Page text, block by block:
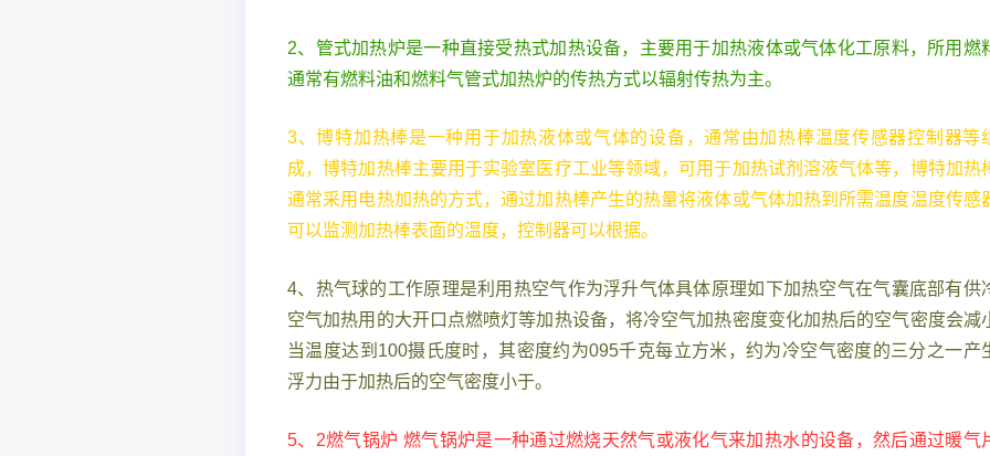
2、管式加热炉是一种直接受热式加热设备，主要用于加热液体或气体化工原料，所用燃
通常有燃料油和燃料气管式加热炉的传热方式以辐射传热为主。
3、博特加热棒是一种用于加热液体或气体的设备，通常由加热棒温度传感器控制器等
成，博特加热棒主要用于实验室医疗工业等领域，可用于加热试剂溶液气体等，博特加热
通常采用电热加热的方式，通过加热棒产生的热量将液体或气体加热到所需温度温度传感
可以监测加热棒表面的温度，控制器可以根据。
4、热气球的工作原理是利用热空气作为浮升气体具体原理如下加热空气在气囊底部有供
空气加热用的大开口点燃喷灯等加热设备，将冷空气加热密度变化加热后的空气密度会减
当温度达到100摄氏度时，其密度约为095千克每立方米，约为冷空气密度的三分之一产
浮力由于加热后的空气密度小于。
5、2燃气锅炉 燃气锅炉是一种通过燃烧天然气或液化气来加热水的设备，然后通过暖气